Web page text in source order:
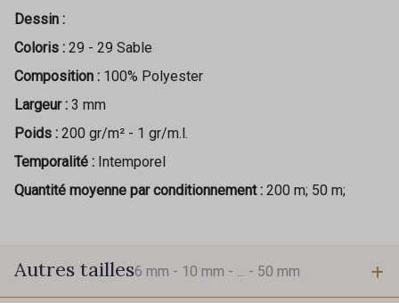
Dessin :
Coloris : 29 - 29 Sable
Composition : 100% Polyester
Largeur : 3 mm
Poids : 200 gr/m² - 1 gr/m.l.
Temporalité : Intemporel
Quantité moyenne par conditionnement : 200 m; 50 m;
Autres tailles6 mm - 10 mm - ... - 50 mm